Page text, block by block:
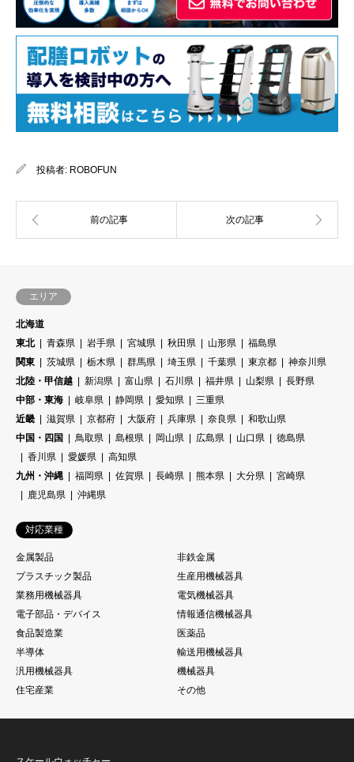
投稿者: ROBOFUN
エリア
北海道
東北
青森県 岩手県 宮城県 秋田県 山形県
福島県
関東
茨城県 栃木県 群馬県 埼玉県 千葉県 東京都
神奈川県
北陸・甲信越
新潟県 富山県 石川県 福井県 山梨県
長野県
中部・東海
岐阜県 静岡県 愛知県
三重県
近畿
滋賀県 京都府 大阪府 兵庫県 奈良県
和歌山県
中国・四国
鳥取県 島根県 岡山県 広島県 山口県
徳島県
香川県
愛媛県
高知県
九州・沖縄
福岡県 佐賀県 長崎県 熊本県 大分県
宮崎県
鹿児島県
沖縄県
対応業種
金属製品
非鉄金属
プラスチック製品
生産用機械器具
業務用機械器具
電気機械器具
電子部品・デバイス
情報通信機械器具
食品製造業
医薬品
半導体
輸送用機械器具
汎用機械器具
機械器具
住宅産業
その他